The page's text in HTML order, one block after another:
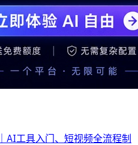
AI工具入门、短视频全流程制